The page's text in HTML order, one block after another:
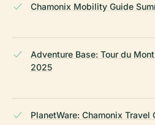
Chamonix Mobility Guide
Adventure Base: Tour du
2025
PlanetWare: Chamonix Travel